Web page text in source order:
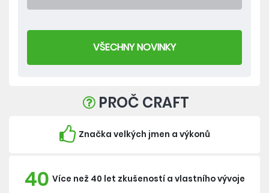
VŠECHNY NOVINKY
PROČ CRAFT
Značka velkých jmen a výkonů
40 Více než 40 let zkušeností a vlastního vývoje